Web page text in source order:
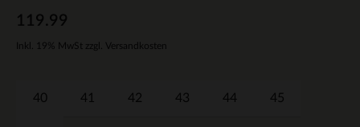
119.99
Inkl. 19% MwSt zzgl. Versandkosten
40 41 42 43 44 45